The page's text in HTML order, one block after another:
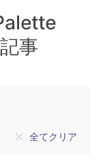
事
全てクリア